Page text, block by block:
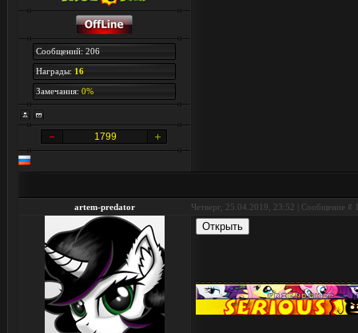
Сообщений: 206
Награды: 16
Замечания: 0%
1799
artem-predator Четверг, 25.04.2019, 23:52 | Сообщение #